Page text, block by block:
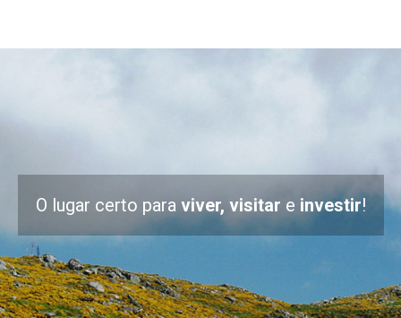
O lugar certo para viver, visitar e investir!